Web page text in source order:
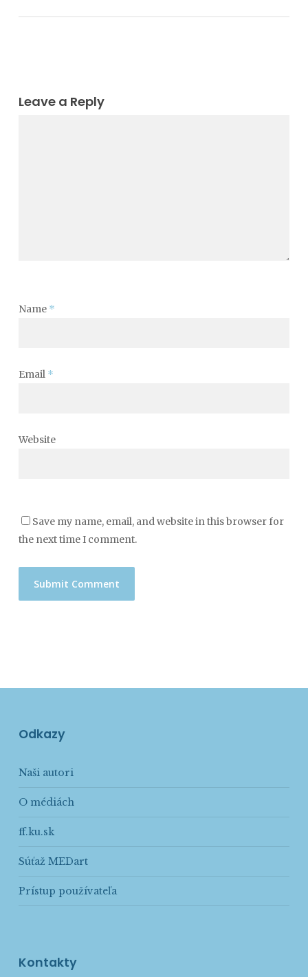
Leave a Reply
Name *
Email *
Website
Save my name, email, and website in this browser for
the next time I comment.
Odkazy
Naši autori
O médiách
ff.ku.sk
Súťaž MEDart
Prístup používateľa
Kontakty